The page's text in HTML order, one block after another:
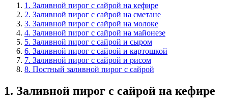
1. Заливной пирог с сайрой на кефире
2. Заливной пирог с сайрой на сметане
3. Заливной пирог с сайрой на молоке
4. Заливной пирог с сайрой на майонезе
5. Заливной пирог с сайрой и сыром
6. Заливной пирог с сайрой и картошкой
7. Заливной пирог с сайрой и рисом
8. Постный заливной пирог с сайрой
1. Заливной пирог с сайрой на кефире